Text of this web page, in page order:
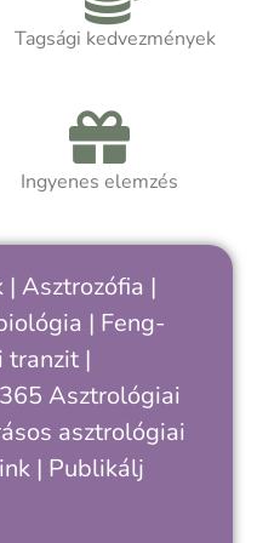
Tagsági kedvezmények
Ingyenes elemzés
| Asztrozófia |
| Feng-
tranzit |
Asztrológiai
asztrológiai
| Publikálj